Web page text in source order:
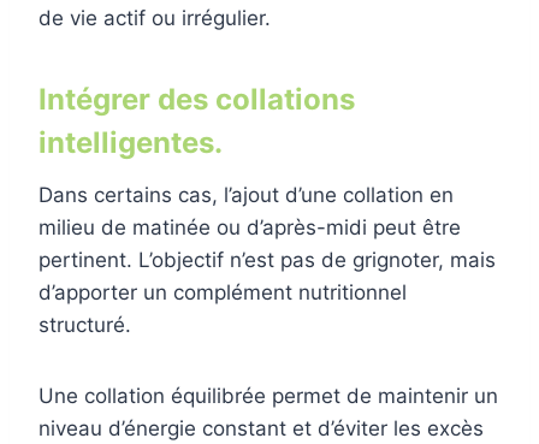
de vie actif ou irrégulier.
Intégrer des collations
intelligentes.
Dans certains cas, l’ajout d’une collation en
milieu de matinée ou d’après-midi peut être
pertinent. L’objectif n’est pas de grignoter, mais
d’apporter un complément nutritionnel
structuré.
Une collation équilibrée permet de maintenir un
niveau d’énergie constant et d’éviter les excès